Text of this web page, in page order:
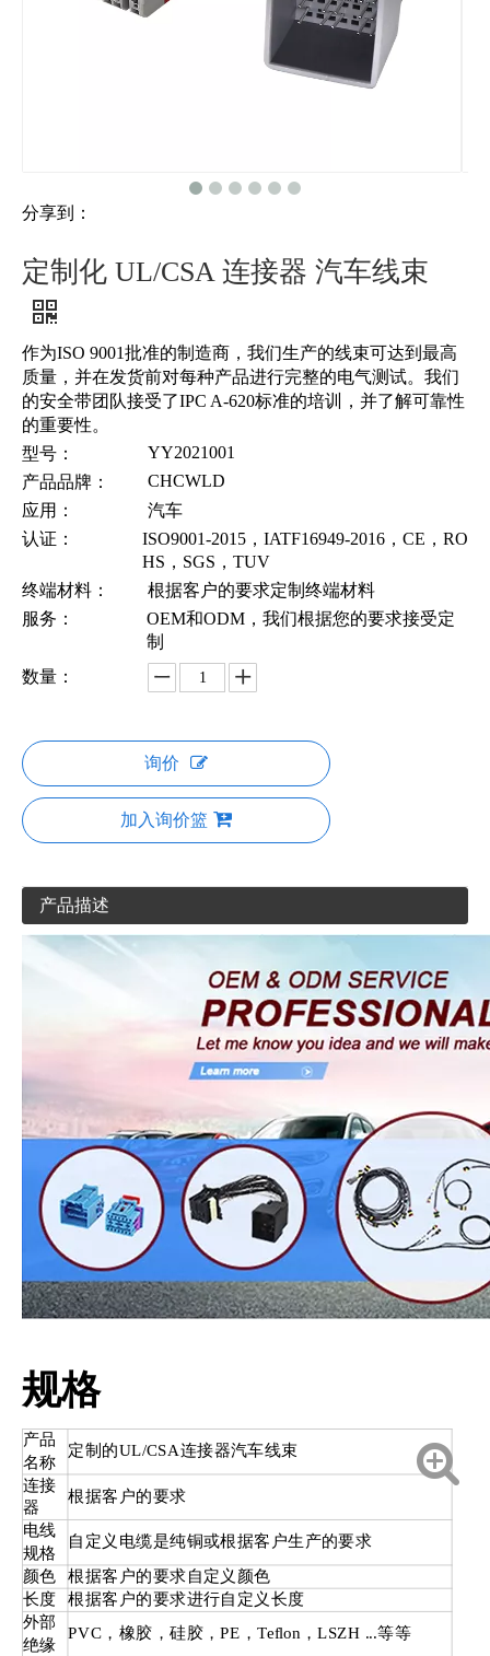
分享到：
定制化 UL/CSA 连接器 汽车线束
作为ISO 9001批准的制造商，我们生产的线束可达到最高
质量，并在发货前对每种产品进行完整的电气测试。我们
的安全带团队接受了IPC A-620标准的培训，并了解可靠性
的重要性。
型号：
YY2021001
产品品牌：
CHCWLD
应用：
汽车
认证：
ISO9001-2015，IATF16949-2016，CE，RO
HS，SGS，TUV
终端材料：
根据客户的要求定制终端材料
服务：
OEM和ODM，我们根据您的要求接受定
制
数量：
询价
加入询价篮
产品描述
规格
产品
名称
定制的UL/CSA连接器汽车线束
连接
器
根据客户的要求
电线
规格
自定义电缆是纯铜或根据客户生产的要求
颜色 根据客户的要求自定义颜色
长度
根据客户的要求进行自定义长度
外部
绝缘
PVC，橡胶，硅胶，PE，Teflon，LSZH ...等等